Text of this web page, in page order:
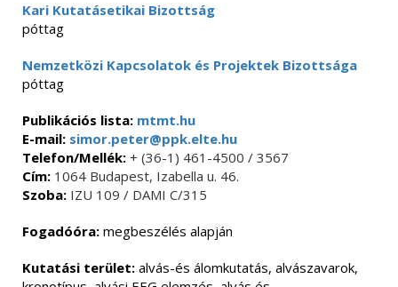
Kari Kutatásetikai Bizottság
póttag
Nemzetközi Kapcsolatok és Projektek Bizottsága
póttag
Publikációs lista: mtmt.hu
E-mail: simor.peter@ppk.elte.hu
Telefon/Mellék: + (36-1) 461-4500 / 3567
Cím: 1064 Budapest, Izabella u. 46.
Szoba: IZU 109 / DAMI C/315
Fogadóóra: megbeszélés alapján
Kutatási terület: alvás-és álomkutatás, alvászavarok,